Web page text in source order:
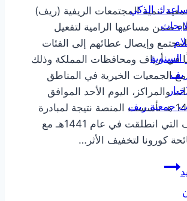
الذكي
السنوية
جمعية ريف
تنمية المجتمعات الريفية (ريف)
ضمن مساعيها الرامية لتفعيل
وإيصال عطائهم إلى الفئات
في أرياف ومحافظات المملكة وذلك
مع الجمعيات الخيرية في المناطق
والمراكز، اليوم الأحد الموافق
1443/5/22 هـ تأسست المنصة نتيجة لمبادرة
عطاء ريف التي انطلقت في عام 1441هـ مع
كورونا لتخفيف الأثر…
جمعية